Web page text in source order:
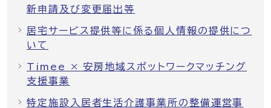
新申請及び変更届出等
居宅サービス提供等に係る個人情報の提供につ
いて
Timee × 安房地域スポットワークマッチング
支援事業
特定施設入居者生活介護事業所の整備運営事